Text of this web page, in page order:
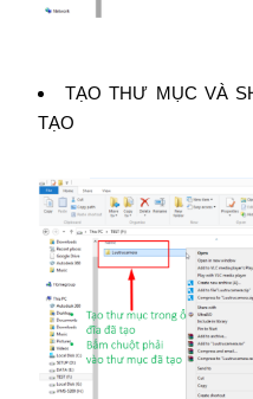
TẠO THƯ MỤC VÀ
TẠO